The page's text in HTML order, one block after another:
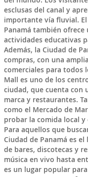
esclusas del canal y
importante vía fluvial.
Panamá también
actividades educativas
Además, la Ciudad de
compras, con una
comerciales para todos
Mall es uno de los
ciudad, que cuenta con
marca y restaurantes.
como el Mercado de
probar la comida local
Para aquellos que
Ciudad de Panamá es
de bares, discotecas y
música en vivo hasta
es un lugar popular